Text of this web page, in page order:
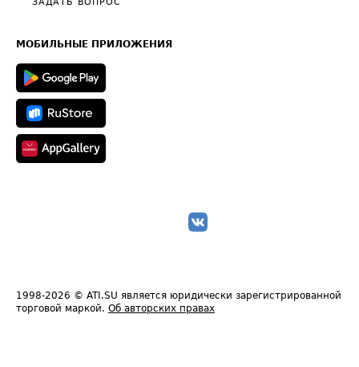
Общие положения
Техническая информация
МОБИЛЬНЫЕ ПРИЛОЖЕНИЯ
1998-2026 © ATI.SU является юридически зарегистрированной
торговой маркой. Об авторских правах